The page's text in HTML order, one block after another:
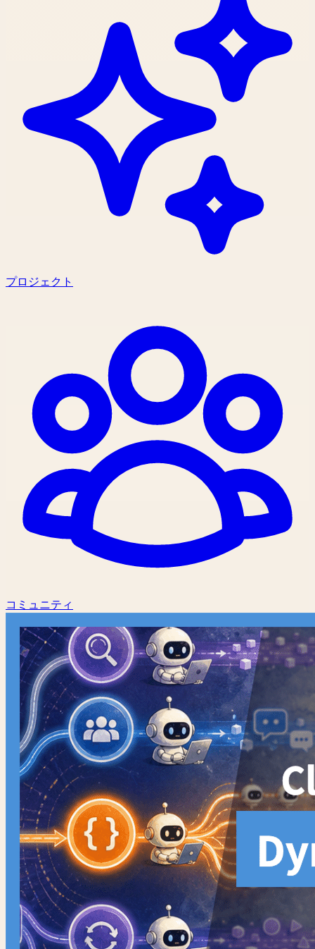
プロジェクト
コミュニティ